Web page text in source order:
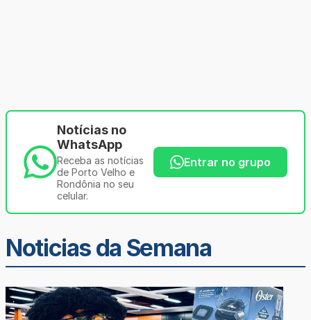
Notícias no
WhatsApp
Receba as notícias
de Porto Velho e
Rondônia no seu
celular.
Entrar no grupo
Noticias da Semana